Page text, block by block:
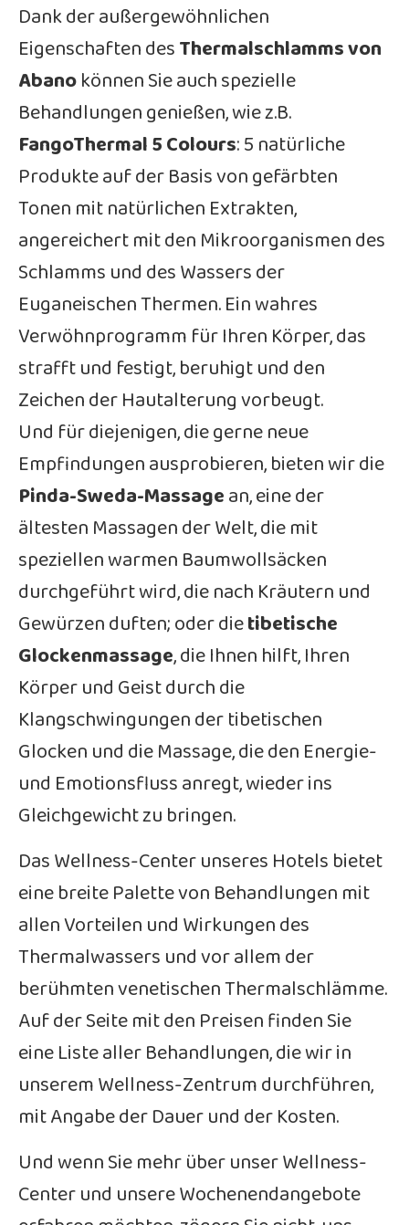
Dank der außergewöhnlichen
Eigenschaften desThermalschlamms von
Abanokönnen Sie auch spezielle
Behandlungen genießen, wie z.B.
FangoThermal 5 Colours: 5 natürliche
Produkte auf der Basis von gefärbten
Tonen mit natürlichen Extrakten,
angereichert mit den Mikroorganismen des
Schlamms und des Wassers der
Euganeischen Thermen. Ein wahres
Verwöhnprogramm für Ihren Körper, das
strafft und festigt, beruhigt und den
Zeichen der Hautalterung vorbeugt.
Und für diejenigen, die gerne neue
Empfindungen ausprobieren, bieten wir die
Pinda-Sweda-Massagean, eine der
ältesten Massagen der Welt, die mit
speziellen warmen Baumwollsäcken
durchgeführt wird, die nach Kräutern und
Gewürzen duften; oder dietibetische
Glockenmassage, die Ihnen hilft, Ihren
Körper und Geist durch die
Klangschwingungen der tibetischen
Glocken und die Massage, die den Energie-
und Emotionsfluss anregt, wieder ins
Gleichgewicht zu bringen.
Das Wellness-Center unseres Hotels bietet
eine breite Palette von Behandlungen mit
allen Vorteilen und Wirkungen des
Thermalwassers und vor allem der
berühmten venetischen Thermalschlämme.
Auf der Seite mit den Preisen finden Sie
eine Liste aller Behandlungen, die wir in
unserem Wellness-Zentrum durchführen,
mit Angabe der Dauer und der Kosten.
Und wenn Sie mehr über unser Wellness-
Center und unsere Wochenendangebote